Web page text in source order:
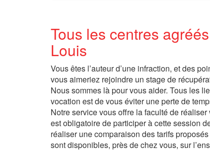
Tous les centres
Louis
Vous êtes l’auteur d’une infraction, et des
vous aimeriez rejoindre un stage de
Nous sommes là pour vous aider. Tous les
vocation est de vous éviter une perte de
Notre service vous offre la faculté de
est obligatoire de participer à cette session
réaliser une comparaison des tarifs
sont disponibles, près de chez vous, sur